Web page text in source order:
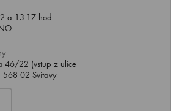
a 13-17 hod
46/22 (vstup z ulice
568 02 Svitavy